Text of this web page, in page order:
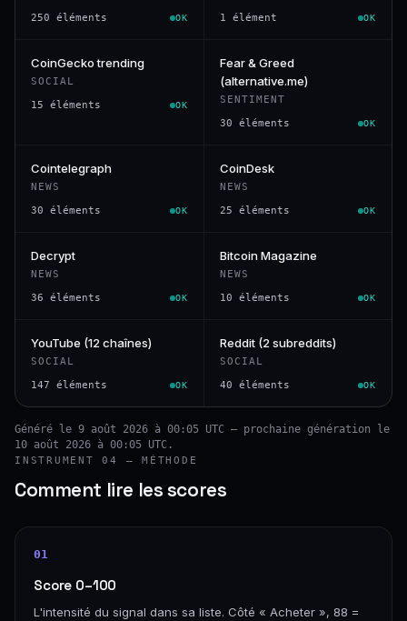
250 éléments OK 1 élément OK
CoinGecko trending
SOCIAL
15 éléments OK
Fear & Greed
(alternative.me)
SENTIMENT
30 éléments OK
Cointelegraph
NEWS
30 éléments OK
CoinDesk
NEWS
25 éléments OK
Decrypt
NEWS
36 éléments OK
Bitcoin Magazine
NEWS
10 éléments OK
YouTube (12 chaînes)
SOCIAL
147 éléments OK
Reddit (2 subreddits)
SOCIAL
40 éléments OK
Généré le 9 août 2026 à 00:05 UTC — prochaine génération le
10 août 2026 à 00:05 UTC.
INSTRUMENT 04 — MÉTHODE
Comment lire les scores
01
Score 0–100
L'intensité du signal dans sa liste. Côté « Acheter », 88 =